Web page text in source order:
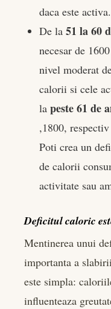
daca este activa.
De la 51 la 60
necesar de
nivel moderat
calorii si cele
la peste 61 de
,1800,
Poti crea un
de calorii
activitate sau
Deficitul caloric
Mentinerea unui
importanta a
este simpla:
influenteaza